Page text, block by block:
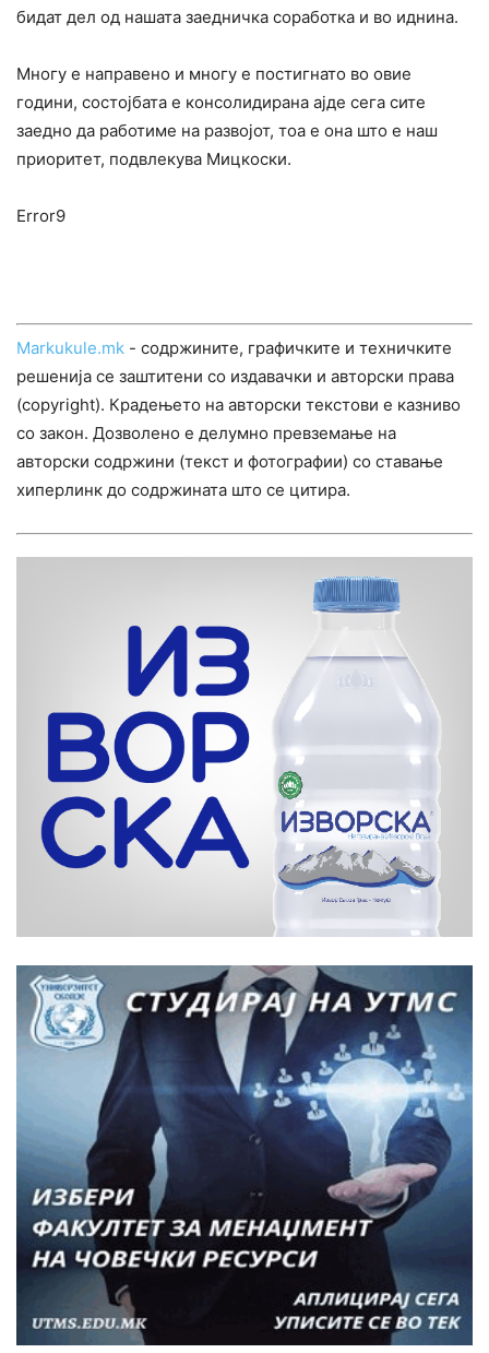
бидат дел од нашата заедничка соработка и во иднина.
Многу е направено и многу е постигнато во овие
години, состојбата е консолидирана ајде сега сите
заедно да работиме на развојот, тоа е она што е наш
приоритет, подвлекува Мицкоски.
Error9
Markukule.mk - содржините, графичките и техничките
решенија се заштитени со издавачки и авторски права
(copyright). Крадењето на авторски текстови е казниво
со закон. Дозволено е делумно превземање на
авторски содржини (текст и фотографии) со ставање
хиперлинк до содржината што се цитира.